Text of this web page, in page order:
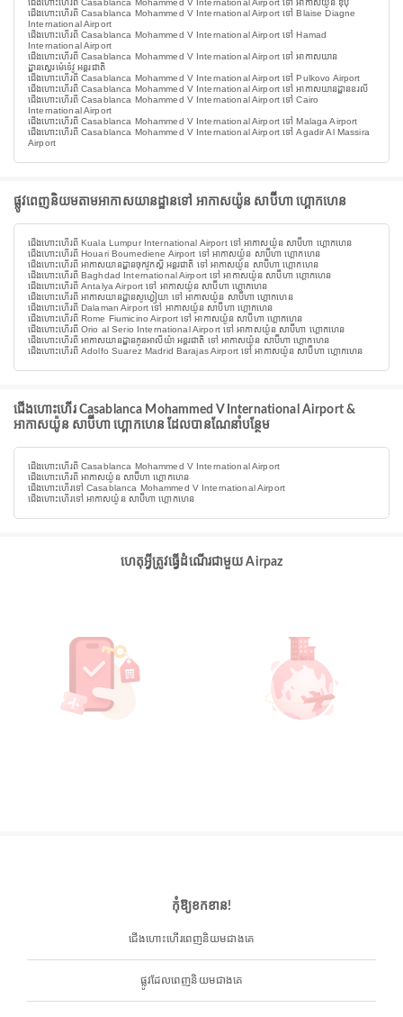
ជើងហោះហើរពី Casablanca Mohammed V International Airport ទៅ អាកាសយ៉ូន ឌុប៉ី
ជើងហោះហើរពី Casablanca Mohammed V International Airport ទៅ Blaise Diagne
International Airport
ជើងហោះហើរពី Casablanca Mohammed V International Airport ទៅ Hamad
International Airport
ជើងហោះហើរពី Casablanca Mohammed V International Airport ទៅ អាកាសយាន
ដ្ឋានស្ហេរម៉េទ៉េវូ អន្តរជាតិ
ជើងហោះហើរពី Casablanca Mohammed V International Airport ទៅ Pulkovo Airport
ជើងហោះហើរពី Casablanca Mohammed V International Airport ទៅ អាកាសយានដ្ឋានឧរលី
ជើងហោះហើរពី Casablanca Mohammed V International Airport ទៅ Cairo
International Airport
ជើងហោះហើរពី Casablanca Mohammed V International Airport ទៅ Malaga Airport
ជើងហោះហើរពី Casablanca Mohammed V International Airport ទៅ Agadir Al Massira
Airport
ផ្លូវពេញនិយមតាមអាកាសយានដ្ឋានទៅ អាកាសយ៉ូន សាប៊ីហា ហ្គោកហេន
ជើងហោះហើរពី Kuala Lumpur International Airport ទៅ អាកាសយ៉ូន សាប៊ីហា ហ្គោកហេន
ជើងហោះហើរពី Houari Boumediene Airport ទៅ អាកាសយ៉ូន សាប៊ីហា ហ្គោកហេន
ជើងហោះហើរពី អាកាសយានដ្ឋានចុកវូកស្តី អន្តរជាតិ ទៅ អាកាសយ៉ូន សាប៊ីហា ហ្គោកហេន
ជើងហោះហើរពី Baghdad International Airport ទៅ អាកាសយ៉ូន សាប៊ីហា ហ្គោកហេន
ជើងហោះហើរពី Antalya Airport ទៅ អាកាសយ៉ូន សាប៊ីហា ហ្គោកហេន
ជើងហោះហើរពី អាកាសយានដ្ឋានសូហ្វៀយា ទៅ អាកាសយ៉ូន សាប៊ីហា ហ្គោកហេន
ជើងហោះហើរពី Dalaman Airport ទៅ អាកាសយ៉ូន សាប៊ីហា ហ្គោកហេន
ជើងហោះហើរពី Rome Fiumicino Airport ទៅ អាកាសយ៉ូន សាប៊ីហា ហ្គោកហេន
ជើងហោះហើរពី Orio al Serio International Airport ទៅ អាកាសយ៉ូន សាប៊ីហា ហ្គោកហេន
ជើងហោះហើរពី អាកាសយានដ្ឋានកូនអាលីយ៉ា អន្តរជាតិ ទៅ អាកាសយ៉ូន សាប៊ីហា ហ្គោកហេន
ជើងហោះហើរពី Adolfo Suarez Madrid Barajas Airport ទៅ អាកាសយ៉ូន សាប៊ីហា ហ្គោកហេន
ជើងហោះហើរ Casablanca Mohammed V International Airport &
អាកាសយ៉ូន សាប៊ីហា ហ្គោកហេន ដែលបានណែនាំបន្ថែម
ជើងហោះហើរពី Casablanca Mohammed V International Airport
ជើងហោះហើរពី អាកាសយ៉ូន សាប៊ីហា ហ្គោកហេន
ជើងហោះហើរទៅ Casablanca Mohammed V International Airport
ជើងហោះហើរទៅ អាកាសយ៉ូន សាប៊ីហា ហ្គោកហេន
ហេតុអ្វីត្រូវធ្វើដំណើរជាមួយ Airpaz
កុំឱ្យខកខាន!
ជើងហោះហើរពេញនិយមជាងគេ
ផ្លូវដែលពេញនិយមជាងគេ